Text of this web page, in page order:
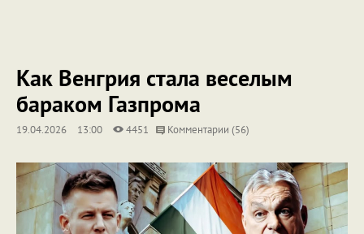
Как Венгрия стала веселым
бараком Газпрома
19.04.2026 13:00 4451 Комментарии (56)